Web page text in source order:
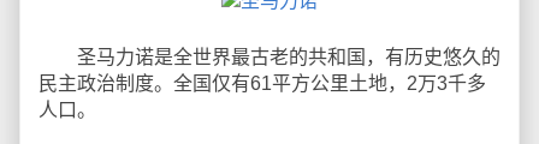
圣马力诺是全世界最古老的共和国，有历史悠久的
民主政治制度。全国仅有61平方公里土地，2万3千多
人口。